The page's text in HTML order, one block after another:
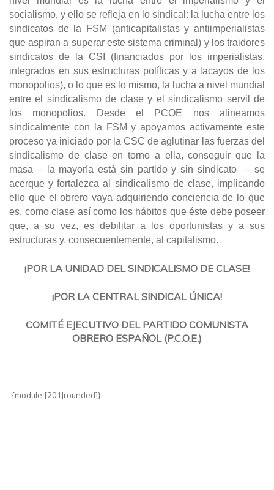
socialismo, y ello se refleja en lo sindical: la lucha entre los
sindicatos de la FSM (anticapitalistas y antiimperialistas
que aspiran a superar este sistema criminal) y los traidores
sindicatos de la CSI (financiados por los imperialistas,
integrados en sus estructuras políticas y a lacayos de los
monopolios), o lo que es lo mismo, la lucha a nivel mundial
entre el sindicalismo de clase y el sindicalismo servil de
los monopolios. Desde el PCOE nos alineamos
sindicalmente con la FSM y apoyamos activamente este
proceso ya iniciado por la CSC de aglutinar las fuerzas del
sindicalismo de clase en torno a ella, conseguir que la
masa – la mayoría está sin partido y sin sindicato – se
acerque y fortalezca al sindicalismo de clase, implicando
ello que el obrero vaya adquiriendo conciencia de lo que
es, como clase así como los hábitos que éste debe poseer
que, a su vez, es debilitar a los oportunistas y a sus
estructuras y, consecuentemente, al capitalismo.
¡POR LA UNIDAD DEL SINDICALISMO DE CLASE!
¡POR LA CENTRAL SINDICAL ÚNICA!
COMITÉ EJECUTIVO DEL PARTIDO COMUNISTA
OBRERO ESPAÑOL (P.C.O.E.)
{module [201|rounded]}